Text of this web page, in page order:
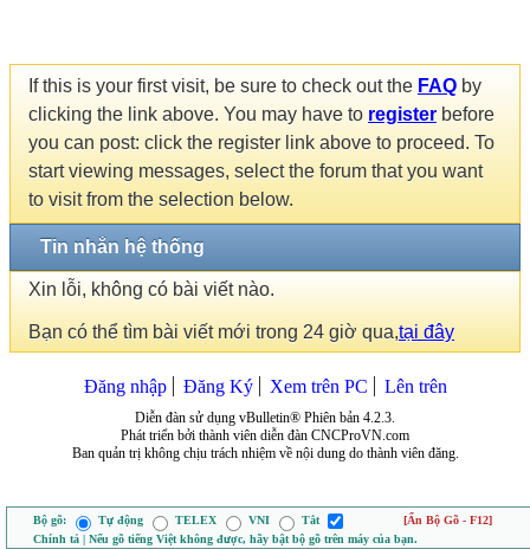
If this is your first visit, be sure to check out the FAQ by
clicking the link above. You may have to register before
you can post: click the register link above to proceed. To
start viewing messages, select the forum that you want
to visit from the selection below.
Tin nhắn hệ thống
Xin lỗi, không có bài viết nào.
Bạn có thể tìm bài viết mới trong 24 giờ qua,tại đây
Đăng nhập Đăng Ký Xem trên PC Lên trên
Diễn đàn sử dụng vBulletin® Phiên bản 4.2.3.
Phát triển bởi thành viên diễn đàn CNCProVN.com
Ban quản trị không chịu trách nhiệm về nội dung do thành viên đăng.
Bộ gõ: Tự động TELEX VNI Tắt
[Ẩn Bộ Gõ - F12]
Chính tả | Nếu gõ tiếng Việt không được, hãy bật bộ gõ trên máy của bạn.